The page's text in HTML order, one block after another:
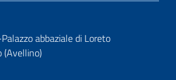
abbaziale di Loreto
(Avellino)